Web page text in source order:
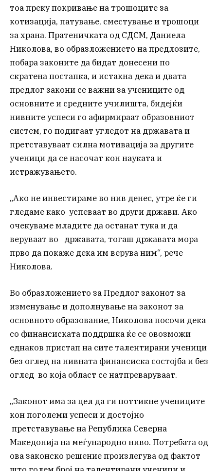
тоа преку покривање на трошоците за
котизација, патување, сместување и трошоци
за храна. Пратеничката од СДСМ, Даниела
Николова, во образложението на предлозите,
побара законите да бидат донесени по
скратена постапка, и истакна дека и двата
предлог закони се важни за учениците од
основните и средните училишта, бидејќи
нивните успеси го афирмираат образовниот
систем, го подигаат угледот на државата и
претставуваат силна мотивација за другите
ученици да се насочат кон науката и
истражувањето.
„Ако не инвестираме во нив денес, утре ќе ги
гледаме како успеваат во други држави. Ако
очекуваме младите да останат тука и да
веруваат во државата, тогаш државата мора
прво да покаже дека им верува ним“, рече
Николова.
Во образложението за Предлог законот за
изменување и дополнување на законот за
основното образование, Николова посочи дека
со финансиската поддршка ќе се овозможи
еднаков пристап на сите талентирани ученици
без оглед на нивната финансиска состојба и без
оглед во која област се натпреваруваат.
„Законот има за цел да ги поттикне учениците
кон поголеми успеси и достојно
претставување на Република Северна
Македонија на меѓународно ниво. Потребата од
ова законско решение произлегува од фактот